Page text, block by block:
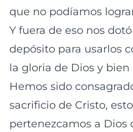
que no podíamos
Y fuera de eso nos
depósito para usarlos
la gloria de Dios y bien
Hemos sido
sacrificio de Cristo,
pertenezcamos a